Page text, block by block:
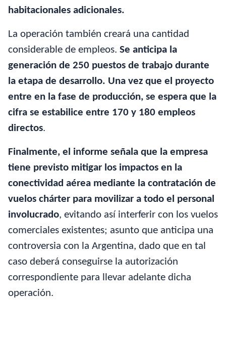
habitacionales adicionales.
La operación también creará una cantidad
considerable de empleos. Se anticipa la
generación de 250 puestos de trabajo durante
la etapa de desarrollo. Una vez que el proyecto
entre en la fase de producción, se espera que la
cifra se estabilice entre 170 y 180 empleos
directos.
Finalmente, el informe señala que la empresa
tiene previsto mitigar los impactos en la
conectividad aérea mediante la contratación de
vuelos chárter para movilizar a todo el personal
involucrado, evitando así interferir con los vuelos
comerciales existentes; asunto que anticipa una
controversia con la Argentina, dado que en tal
caso deberá conseguirse la autorización
correspondiente para llevar adelante dicha
operación.